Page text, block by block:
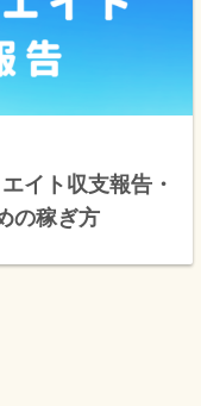
イト収支報告・
の稼ぎ方